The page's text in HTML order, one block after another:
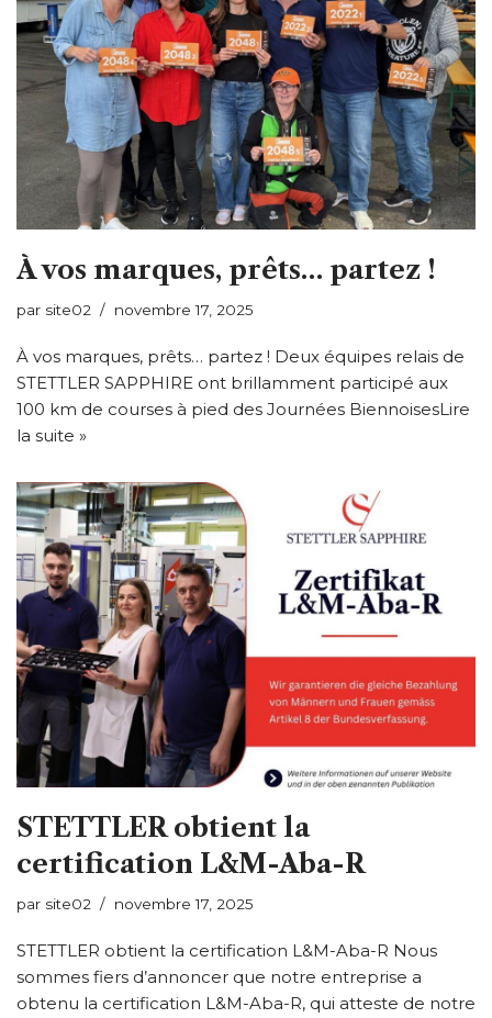
À vos marques, prêts… partez !
par site02 novembre 17, 2025
À vos marques, prêts… partez ! Deux équipes relais de
STETTLER SAPPHIRE ont brillamment participé aux
100 km de courses à pied des Journées BiennoisesLire
la suite »
STETTLER obtient la
certification L&M-Aba-R
par site02 novembre 17, 2025
STETTLER obtient la certification L&M-Aba-R Nous
sommes fiers d’annoncer que notre entreprise a
obtenu la certification L&M-Aba-R, qui atteste de notre